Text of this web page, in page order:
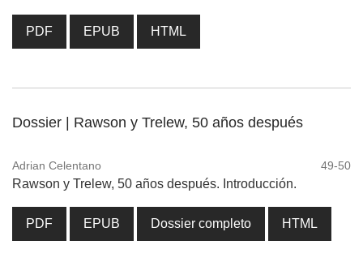
PDF EPUB HTML
Dossier | Rawson y Trelew, 50 años después
Adrian Celentano 49-50
Rawson y Trelew, 50 años después. Introducción.
PDF EPUB Dossier completo HTML